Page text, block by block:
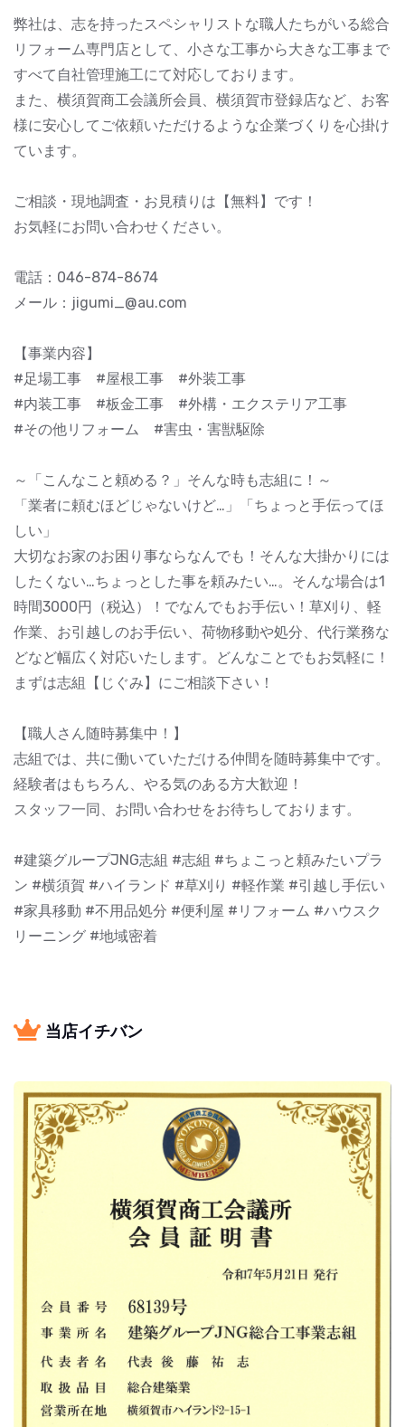
弊社は、志を持ったスペシャリストな職人たちがいる総合
リフォーム専門店として、小さな工事から大きな工事まで
すべて自社管理施工にて対応しております。
また、横須賀商工会議所会員、横須賀市登録店など、お客
様に安心してご依頼いただけるような企業づくりを心掛け
ています。
ご相談・現地調査・お見積りは【無料】です！
お気軽にお問い合わせください。
電話：046-874-8674
メール：jigumi_@au.com
【事業内容】
#足場工事 #屋根工事 #外装工事
#内装工事 #板金工事 #外構・エクステリア工事
#その他リフォーム #害虫・害獣駆除
～「こんなこと頼める？」そんな時も志組に！～
「業者に頼むほどじゃないけど…」「ちょっと手伝ってほ
しい」
大切なお家のお困り事ならなんでも！そんな大掛かりには
したくない…ちょっとした事を頼みたい…。そんな場合は1
時間3000円（税込）！でなんでもお手伝い！草刈り、軽
作業、お引越しのお手伝い、荷物移動や処分、代行業務な
どなど幅広く対応いたします。どんなことでもお気軽に！
まずは志組【じぐみ】にご相談下さい！
【職人さん随時募集中！】
志組では、共に働いていただける仲間を随時募集中です。
経験者はもちろん、やる気のある方大歓迎！
スタッフ一同、お問い合わせをお待ちしております。
#建築グループJNG志組 #志組 #ちょこっと頼みたいプラ
ン #横須賀 #ハイランド #草刈り #軽作業 #引越し手伝い
#家具移動 #不用品処分 #便利屋 #リフォーム #ハウスク
リーニング #地域密着
当店イチバン